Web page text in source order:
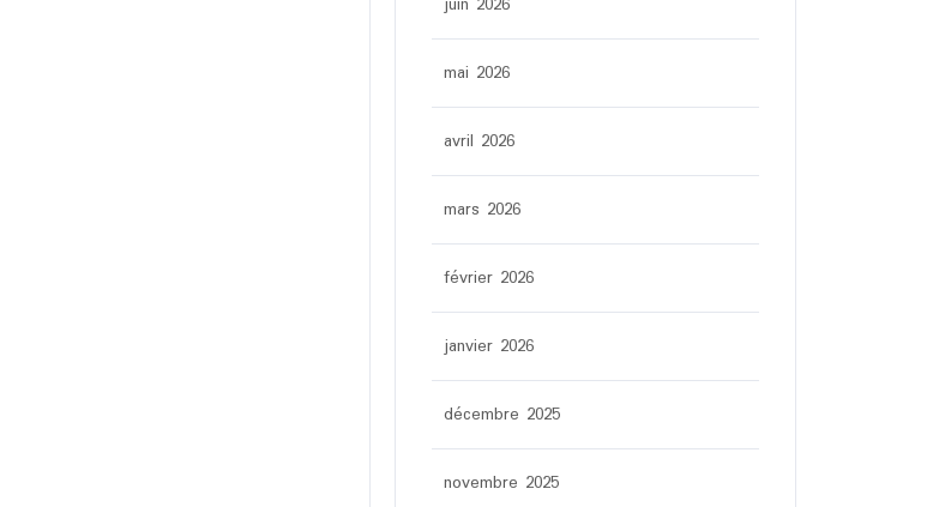
mai 2026
avril 2026
mars 2026
février 2026
janvier 2026
décembre 2025
novembre 2025